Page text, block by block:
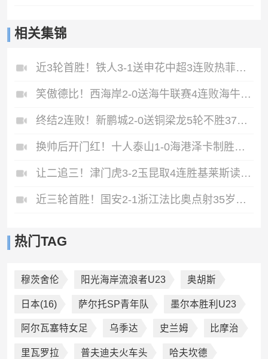
相关集锦
近3轮首胜！铁人3-1送申花中超3连败热菲尼奥双响邦本宜裕传射
笑傲德比！西海岸2-0送海牛联赛4连败海牛仍垫底西海岸升至第二
终结2连败！新鹏城2-0送铜梁龙5轮不胜37岁姜至鹏破门韦斯利建功
换帅后开门红！十人泰山1-0海港泽卡制胜于金永扑点海港三球被吹
让二追三！津门虎3-2玉昆取4连胜基莱斯读秒绝杀萨尔瓦多破门
近三轮首胜！国安2-1浙江法比奥点射35岁张稀哲制胜王钰栋送助攻
热门TAG
穆茨舍伦 阳光海岸流浪者U23 奥胡斯
日本(16) 萨尔托SP青年队 墨尔本胜利U23
阿尔瓦塞特女足 乌季达 史兰姆 比摩治
里瓦罗拉 普夫迪夫火车头 哈夫坎德